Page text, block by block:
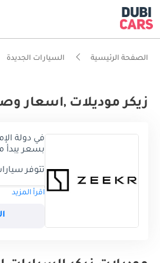
الصفحة الرئيسية السيارات الجديدة
زيكر موديلات ,اسعار
في دولة الإمارات العربية
بسعر يبدأ من
تتوفر
اقرأ المزيد